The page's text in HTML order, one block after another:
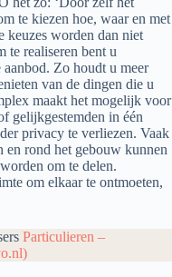
te kiezen hoe, waar en met
keuzes worden dan niet
te realiseren bent u
Zo houdt u meer
van de dingen die u
maakt het mogelijk voor
gelijkgestemden in één
privacy te verliezen. Vaak
rond het gebouw kunnen
om te delen.
om elkaar te ontmoeten,
Particulieren –